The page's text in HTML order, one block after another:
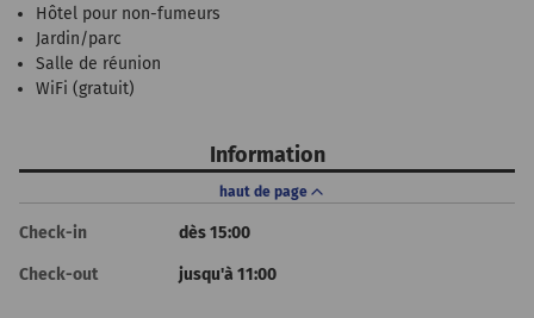
Hôtel pour non-fumeurs
Jardin/parc
Salle de réunion
WiFi (gratuit)
Information
haut de page
Check-in dès 15:00
Check-out jusqu'à 11:00